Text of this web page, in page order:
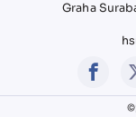
Graha